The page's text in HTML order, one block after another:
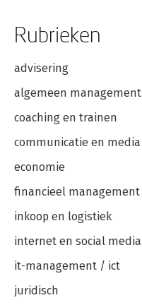
Rubrieken
advisering
algemeen management
coaching en trainen
communicatie en media
economie
financieel management
inkoop en logistiek
internet en social media
it-management / ict
juridisch